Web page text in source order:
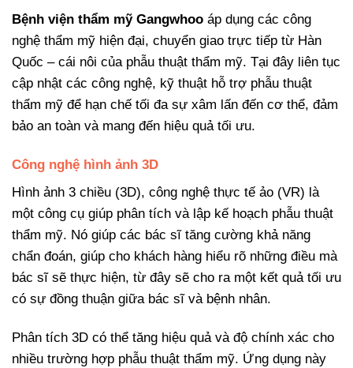
Bệnh viện thẩm mỹ Gangwhoo áp dụng các công
nghệ thẩm mỹ hiện đại, chuyển giao trực tiếp từ Hàn
Quốc – cái nôi của phẫu thuật thẩm mỹ. Tại đây liên tục
cập nhật các công nghệ, kỹ thuật hỗ trợ phẫu thuật
thẩm mỹ để hạn chế tối đa sự xâm lấn đến cơ thể, đảm
bảo an toàn và mang đến hiệu quả tối ưu.
Công nghệ hình ảnh 3D
Hình ảnh 3 chiều (3D), công nghệ thực tế ảo (VR) là
một công cụ giúp phân tích và lập kế hoạch phẫu thuật
thẩm mỹ. Nó giúp các bác sĩ tăng cường khả năng
chẩn đoán, giúp cho khách hàng hiểu rõ những điều mà
bác sĩ sẽ thực hiện, từ đây sẽ cho ra một kết quả tối ưu
có sự đồng thuận giữa bác sĩ và bệnh nhân.
Phân tích 3D có thể tăng hiệu quả và độ chính xác cho
nhiều trường hợp phẫu thuật thẩm mỹ. Ứng dụng này